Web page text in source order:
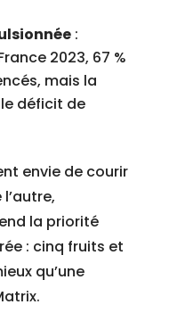
:
2023, 67 %
mais la
déficit de
envie de courir
la priorité
: cinq fruits et
qu’une